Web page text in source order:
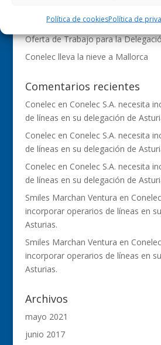
Política de cookiesPolítica de
OFERTAS DE EMPLEO PARA
Oferta de Trabajo para la
Conelec lleva la nieve a Mallorca
Comentarios recientes
Conelecen Conelec S.A. necesita
de líneas en su delegación de
Conelecen Conelec S.A. necesita
de líneas en su delegación de
Conelecen Conelec S.A. necesita
de líneas en su delegación de
Smiles Marchan Ventura en
incorporar operarios de líneas en
Asturias.
Smiles Marchan Ventura en
incorporar operarios de líneas en
Asturias.
Archivos
mayo 2021
junio 2017